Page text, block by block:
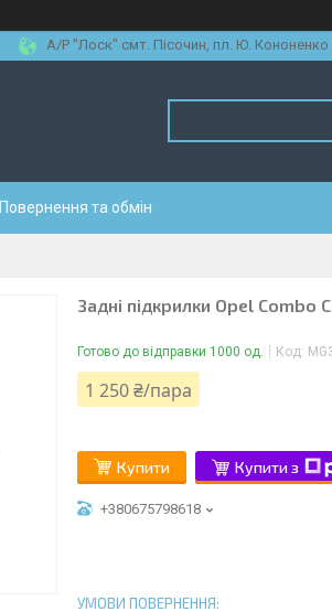
А/Р "Лоск" смт. Пісочин, пл. Ю. Кононенко
Повернення та обмін
Задні підкрилки Opel
Готово до відправки 1000 од. Код:
1 250 ₴/пара
Купити Купити з
+380675798618